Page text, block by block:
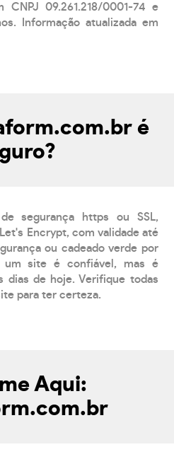
CNPJ 09.261.218/0001-74 e
Informação atualizada em
é
segurança https ou SSL,
Encrypt, com validade até
ou cadeado verde por
site é confiável, mas é
dias de hoje. Verifique todas
para ter certeza.
Aqui: